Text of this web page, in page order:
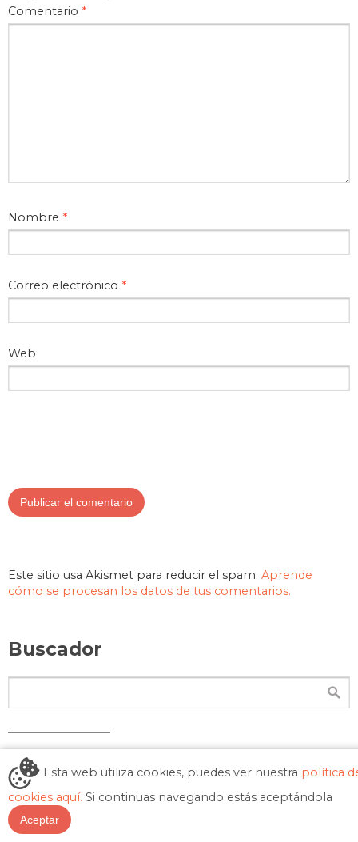
Comentario *
Nombre *
Correo electrónico *
Web
Este sitio usa Akismet para reducir el spam. Aprende
cómo se procesan los datos de tus comentarios.
Buscador
Una vuelta al mundo de casi 2 años nos llevó
por Nepal, Sudeste Asiático, China, Japón,
EEUU, Sudamérica y concluimos en Europa.
Recorriendo miles de kilómetros a pie,
Esta web utiliza cookies, puedes ver nuestra política
cookies aquí. Si continuas navegando estás aceptándola
Aceptar